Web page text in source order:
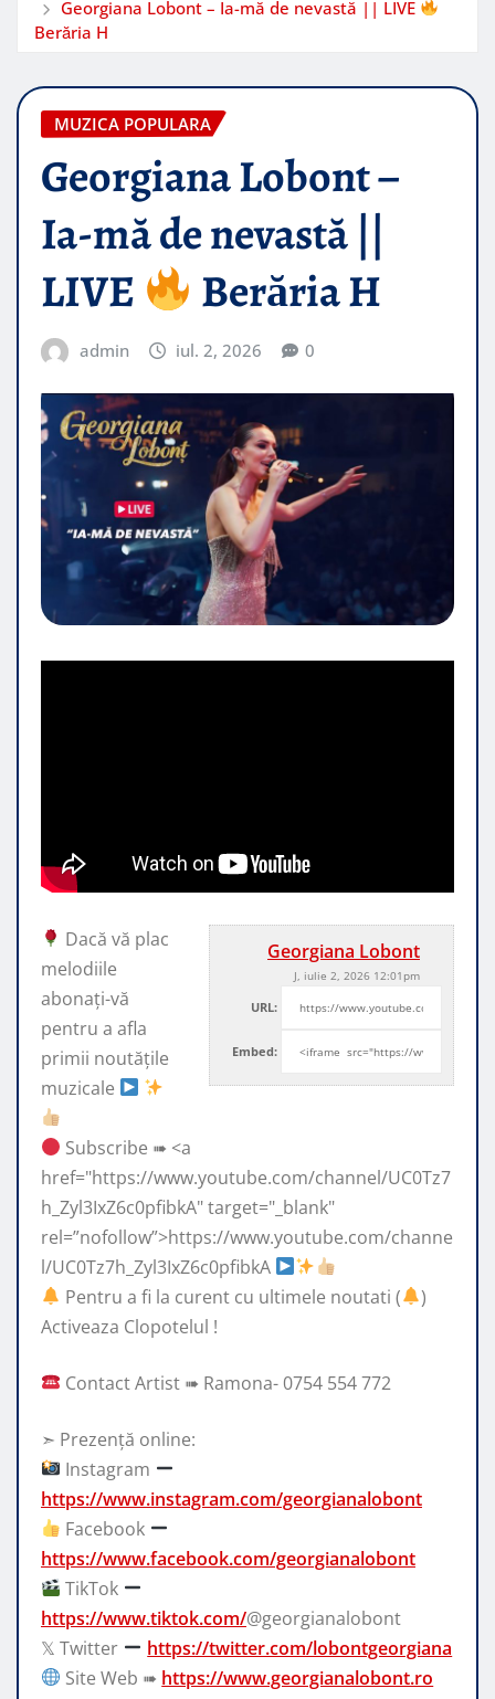
Georgiana Lobont – Ia-mă de nevastă || LIVE
Berăria H
MUZICA POPULARA
Georgiana Lobont –
Ia-mă de nevastă ||
LIVE
Berăria H
admin iul. 2, 2026 0
Georgiana Lobont
J, iulie 2, 2026 12:01pm
URL:
Embed:
Dacă vă plac
melodiile
abonați-vă
pentru a afla
primii noutățile
muzicale
Subscribe ➠ <a
href="https://www.youtube.com/channel/UC0Tz7
h_Zyl3IxZ6c0pfibkA" target="_blank"
rel=”nofollow”>https://www.youtube.com/channe
l/UC0Tz7h_Zyl3IxZ6c0pfibkA
Pentru a fi la curent cu ultimele noutati (
)
Activeaza Clopotelul !
Contact Artist ➠ Ramona- 0754 554 772
➣ Prezență online:
Instagram
https://www.instagram.com/georgianalobont
Facebook
https://www.facebook.com/georgianalobont
TikTok
https://www.tiktok.com/@georgianalobont
𝕏 Twitter
https://twitter.com/lobontgeorgiana
Site Web ➠ https://www.georgianalobont.ro